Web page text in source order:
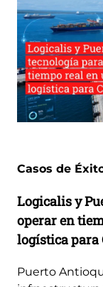
Casos de
Logicalis y
operar en
logística para
Puerto